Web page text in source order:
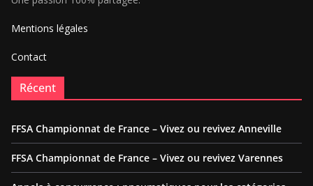
Mentions légales
Contact
Récent
FFSA Championnat de France – Vivez ou revivez Anneville
FFSA Championnat de France – Vivez ou revivez Varennes